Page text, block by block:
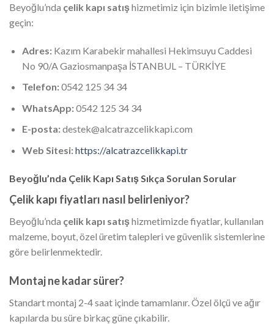
Beyoğlu’nda çelik kapı satışhizmetimiz için bizimle iletişime
geçin:
Adres:Kazım Karabekir mahallesi Hekimsuyu Caddesi
No 90/A Gaziosmanpaşa İSTANBUL – TÜRKİYE
Telefon:0542 125 34 34
WhatsApp:0542 125 34 34
E-posta:destek@alcatrazcelikkapi.com
Web Sitesi:https://alcatrazcelikkapi.tr
Beyoğlu’nda Çelik Kapı Satış Sıkça Sorulan Sorular
Çelik kapı fiyatları nasıl belirleniyor?
Beyoğlu’nda çelik kapı satışhizmetimizde fiyatlar, kullanılan
malzeme, boyut, özel üretim talepleri ve güvenlik sistemlerine
göre belirlenmektedir.
Montaj ne kadar sürer?
Standart montaj 2-4 saat içinde tamamlanır. Özel ölçü ve ağır
kapılarda bu süre birkaç güne çıkabilir.